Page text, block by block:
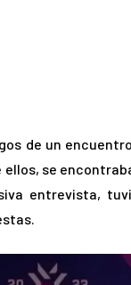
de un
se
entrevista,